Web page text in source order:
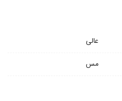
عالی
مس